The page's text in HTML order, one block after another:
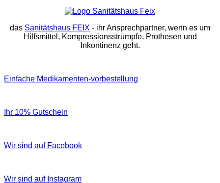
das Sanitätshaus FEIX - ihr Ansprechpartner, wenn es um
Hilfsmittel, Kompressionsstrümpfe, Prothesen und
Inkontinenz geht.
Einfache Medikamenten-vorbestellung
Ihr 10% Gutschein
Wir sind auf Facebook
Wir sind auf Instagram